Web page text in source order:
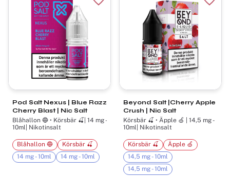
Pod Salt Nexus | Blue Razz
Cherry Blast | Nic Salt
Blåhallon 🔵 • Körsbär 🍒| 14 mg -
10ml| Nikotinsalt
Blåhallon 🔵
Körsbär 🍒
14 mg - 10ml
14 mg - 10ml
Lägg till i favoriter
Beyond Salt |Cherry Apple
Crush | Nic Salt
Körsbär 🍒 • Äpple 🍏 | 14,5 mg -
10ml| Nikotinsalt
Körsbär 🍒
Äpple 🍏
14,5 mg - 10ml
14,5 mg - 10ml